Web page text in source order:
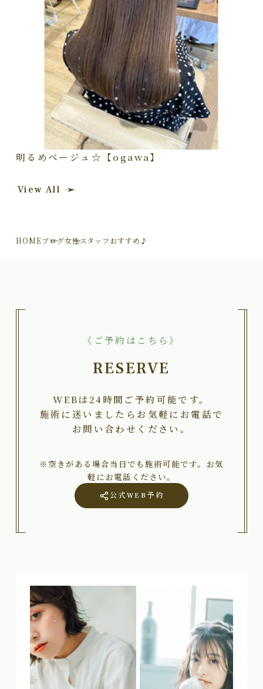
明るめベージュ☆【ogawa】
View All
HOMEブログ女性スタッフおすすめ♪
《ご予約はこちら》
RESERVE
WEBは24時間ご予約可能です。
施術に迷いましたらお気軽にお電話で
お問い合わせください。
※空きがある場合当日でも施術可能です。お気
軽にお電話ください。
公式WEB予約